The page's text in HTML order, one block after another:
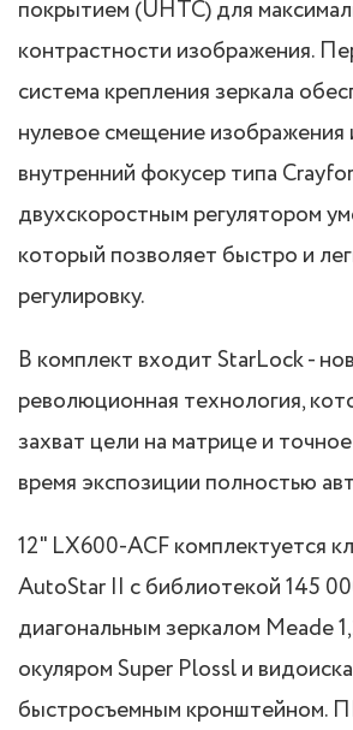
покрытием (UHTC) для
контрастности изображения.
система крепления зеркала
нулевое смещение изображения
внутренний фокусер типа
двухскоростным регулятором
который позволяет быстро и
регулировку.
В комплект входит StarLock -
революционная технология,
захват цели на матрице и
время экспозиции полностью
12" LX600-ACF комплектуется
AutoStar II с библиотекой 145
диагональным зеркалом Meade
окуляром Super Plossl и
быстросъемным